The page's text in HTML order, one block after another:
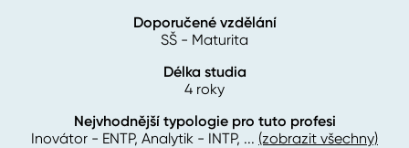
Doporučené vzdělání
SŠ - Maturita
Délka studia
4 roky
Nejvhodnější typologie pro tuto profesi
Inovátor - ENTP, Analytik - INTP, ... (zobrazit všechny)